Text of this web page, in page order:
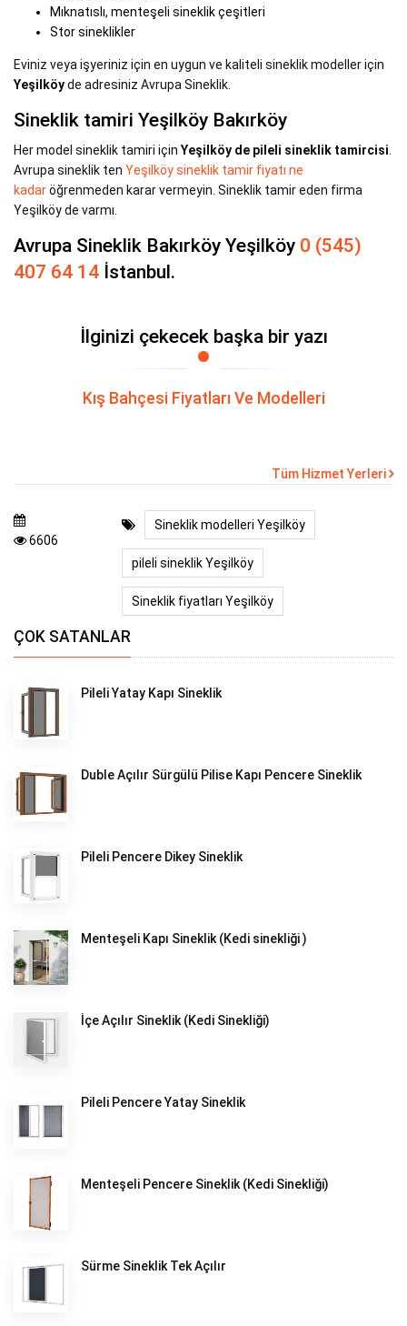
Mıknatıslı, menteşeli sineklik çeşitleri
Stor sineklikler
Eviniz veya işyeriniz için en uygun ve kaliteli sineklik modeller için
Yeşilköyde adresiniz Avrupa Sineklik.
Sineklik tamiri Yeşilköy Bakırköy
Her model sineklik tamiri için Yeşilköy de pileli sineklik tamircisi
Avrupa sineklik ten Yeşilköy sineklik tamir fiyatı ne
kadaröğrenmeden karar vermeyin. Sineklik tamir eden firma
Yeşilköy de varmı.
Avrupa Sineklik Bakırköy Yeşilköy 0 (545)
407 64 14 İstanbul.
İlginizi çekecek başka bir yazı
Kış Bahçesi Fiyatları Ve Modelleri
Tüm Hizmet Yerleri
6606
Sineklik modelleri Yeşilköy
pileli sineklik Yeşilköy
Sineklik fiyatları Yeşilköy
ÇOK SATANLAR
Pileli Yatay Kapı Sineklik
Duble Açılır Sürgülü Pilise Kapı Pencere Sineklik
Pileli Pencere Dikey Sineklik
Menteşeli Kapı Sineklik (Kedi sinekliği )
İçe Açılır Sineklik (Kedi Sinekliği)
Pileli Pencere Yatay Sineklik
Menteşeli Pencere Sineklik (Kedi Sinekliği)
Sürme Sineklik Tek Açılır